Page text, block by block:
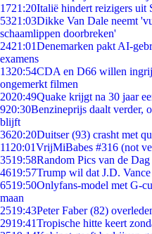
1721:20Italië hindert reizigers uit
5321:03Dikke Van Dale neemt
schaamlippen doorbreken'
2421:01Denemarken pakt AI-
examens
1320:54CDA en D66 willen
ongemerkt filmen
2020:49Quake krijgt na 30 jaar
920:30Benzineprijs daalt verder,
blijft
3620:20Duitser (93) crasht met
11 20:01VrijMiBabes #316 (not
3519:58Random Pics van de
4619:57Trump wil dat J.D.
6519:50Onlyfans-model met G-
maan
2519:43Peter Faber (82)
2919:41Tropische hitte keert